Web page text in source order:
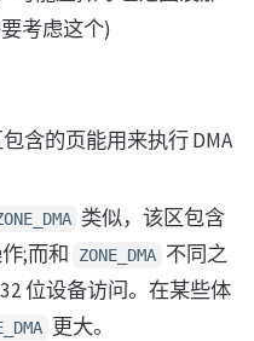
考虑这个)
含的页能用来执行 DMA
类似，该区包含
;而和
ZONE_DMA 不同之
位设备访问。在某些体
更大。